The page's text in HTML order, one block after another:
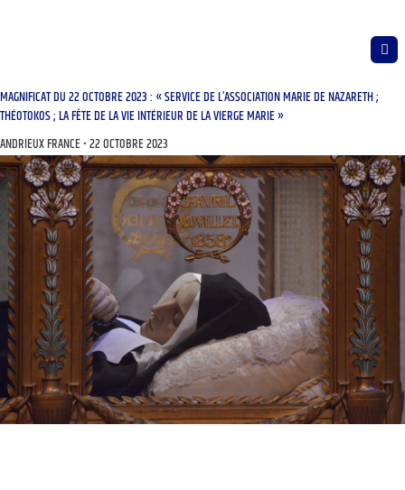
MAGNIFICAT DU 22 OCTOBRE 2023 : « SERVICE DE L’ASSOCIATION MARIE DE NAZARETH ;
THÉOTOKOS ; LA FÊTE DE LA VIE INTÉRIEUR DE LA VIERGE MARIE »
ANDRIEUX FRANCE 22 OCTOBRE 2023